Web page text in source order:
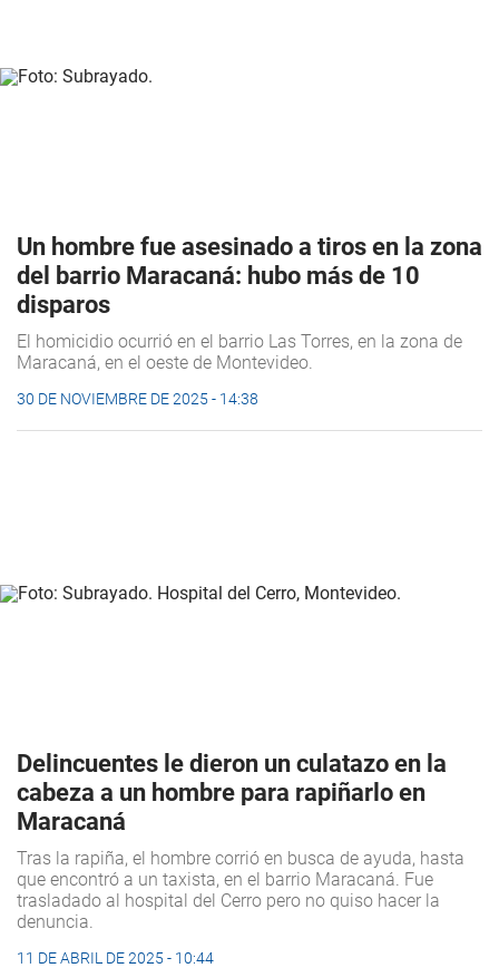
Un hombre fue asesinado a tiros en la zona
del barrio Maracaná: hubo más de 10
disparos
El homicidio ocurrió en el barrio Las Torres, en la zona de
Maracaná, en el oeste de Montevideo.
30 DE NOVIEMBRE DE 2025 - 14:38
Delincuentes le dieron un culatazo en la
cabeza a un hombre para rapiñarlo en
Maracaná
Tras la rapiña, el hombre corrió en busca de ayuda, hasta
que encontró a un taxista, en el barrio Maracaná. Fue
trasladado al hospital del Cerro pero no quiso hacer la
denuncia.
11 DE ABRIL DE 2025 - 10:44